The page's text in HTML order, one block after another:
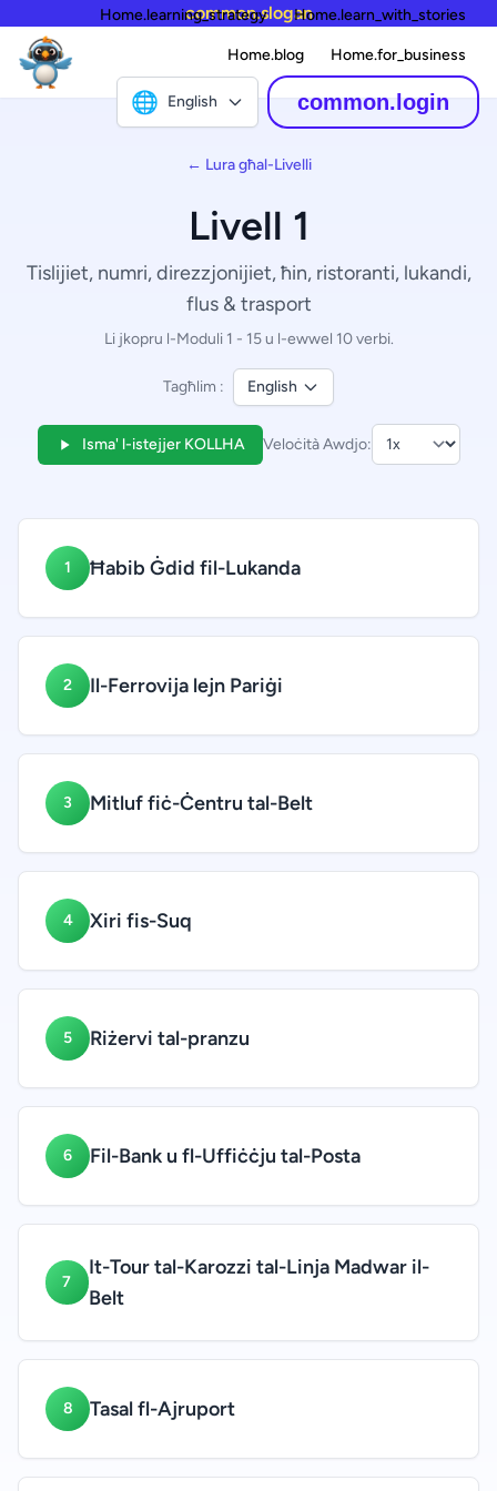
common.slogan
Home.learning_strategy Home.learn_with_stories
Home.blog Home.for_business
🌐 English common.login
← Lura għal-Livelli
Livell 1
Tislijiet, numri, direzzjonijiet, ħin, ristoranti, lukandi,
flus & trasport
Li jkopru l-Moduli 1 - 15 u l-ewwel 10 verbi.
Tagħlim : English
Isma' l-istejjer KOLLHA Veloċità Awdjo:
1 Ħabib Ġdid fil-Lukanda
2 Il-Ferrovija lejn Pariġi
3 Mitluf fiċ-Ċentru tal-Belt
4 Xiri fis-Suq
5 Riżervi tal-pranzu
6 Fil-Bank u fl-Uffiċċju tal-Posta
7
It-Tour tal-Karozzi tal-Linja Madwar il-
Belt
8 Tasal fl-Ajruport